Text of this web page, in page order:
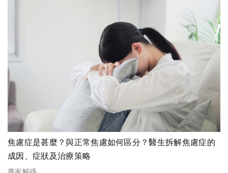
焦慮症是甚麼？與正常焦慮如何區分？醫生拆解焦慮症的
成因、症狀及治療策略